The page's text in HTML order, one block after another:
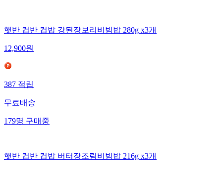
햇반 컵반 컵밥 강된장보리비빔밥 280g x3개
12,900원
387적립
무료배송
179명구매중
햇반 컵반 컵밥 버터장조림비빔밥 216g x3개